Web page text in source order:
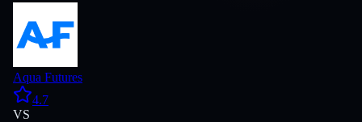
Aqua Futures
4.7
VS